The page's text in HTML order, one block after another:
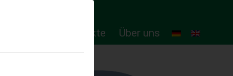
Online-Produkte Über uns